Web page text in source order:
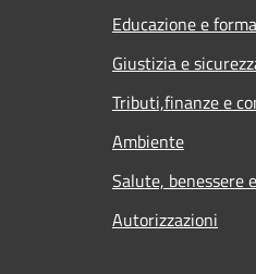
Educazione e
Giustizia e
Tributi,finanze e
Ambiente
Salute, benessere
Autorizzazioni